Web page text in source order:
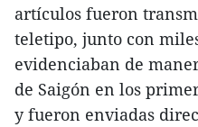
artículos fueron
teletipo, junto con
evidenciaban de
de Saigón en los
y fueron enviadas